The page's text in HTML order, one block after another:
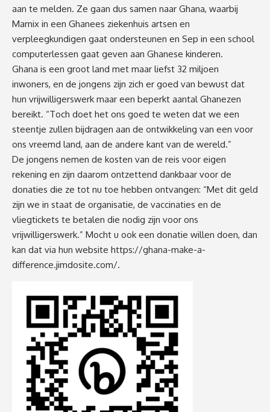
aan te melden. Ze gaan dus samen naar Ghana, waarbij
Marnix in een Ghanees ziekenhuis artsen en
verpleegkundigen gaat ondersteunen en Sep in een school
computerlessen gaat geven aan Ghanese kinderen.
Ghana is een groot land met maar liefst 32 miljoen
inwoners, en de jongens zijn zich er goed van bewust dat
hun vrijwilligerswerk maar een beperkt aantal Ghanezen
bereikt. “Toch doet het ons goed te weten dat we een
steentje zullen bijdragen aan de ontwikkeling van een voor
ons vreemd land, aan de andere kant van de wereld.”
De jongens nemen de kosten van de reis voor eigen
rekening en zijn daarom ontzettend dankbaar voor de
donaties die ze tot nu toe hebben ontvangen: “Met dit geld
zijn we in staat de organisatie, de vaccinaties en de
vliegtickets te betalen die nodig zijn voor ons
vrijwilligerswerk.” Mocht u ook een donatie willen doen, dan
kan dat via hun website https://ghana-make-a-
difference.jimdosite.com/.